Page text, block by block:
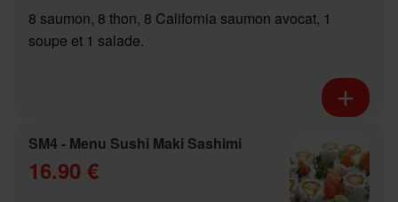
8 saumon, 8 thon, 8 California saumon avocat, 1
soupe et 1 salade.
SM4 - Menu Sushi Maki Sashimi
16.90 €